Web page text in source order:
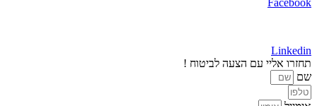
Facebook
Linkedin
תחזרו אליי עם הצעה לביטוח !
שם